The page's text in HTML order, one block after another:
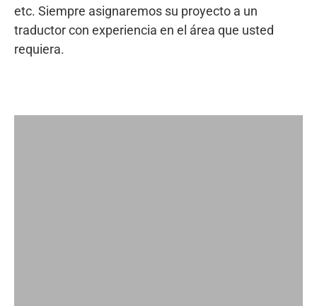
etc. Siempre asignaremos su proyecto a un
traductor con experiencia en el área que usted
requiera.